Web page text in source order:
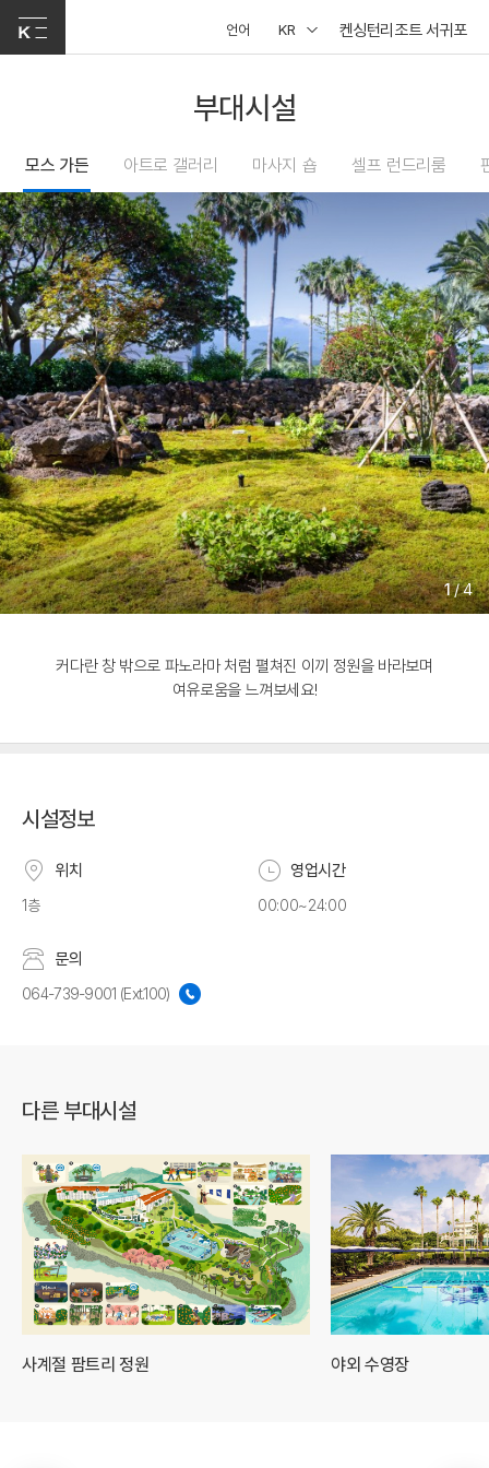
언어 KR 켄싱턴리조트 서귀포
부대시설
모스 가든 아트로 갤러리 마사지 숍 셀프 런드리룸
1/4
커다란 창 밖으로 파노라마 처럼 펼쳐진 이끼 정원을 바라보며
여유로움을 느껴보세요!
시설정보
위치
1층
영업시간
00:00~24:00
문의
064-739-9001 (Ext.100)
다른 부대시설
사계절 팜트리 정원 야외 수영장